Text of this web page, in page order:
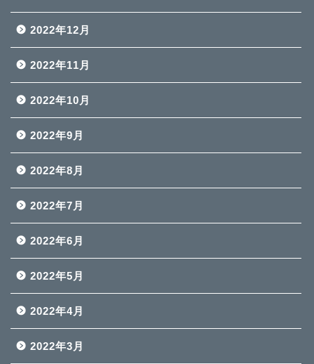
2022年12月
2022年11月
2022年10月
2022年9月
2022年8月
2022年7月
2022年6月
2022年5月
2022年4月
2022年3月